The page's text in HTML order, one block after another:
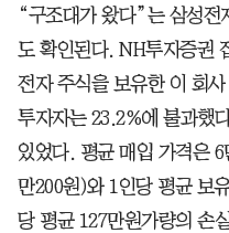
“구조대가 왔다”는 삼성전
도 확인된다. NH투자증권
전자 주식을 보유한 이 회
투자자는 23.2%에 불과했
있었다. 평균 매입 가격은
만200원)와 1인당 평균 보
당 평균 127만원가량의 손